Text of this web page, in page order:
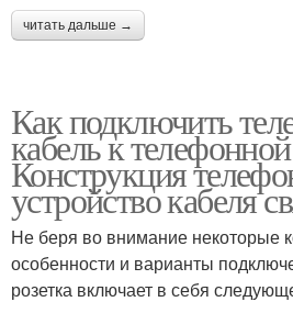
читать дальше →
Как подключить
кабель к
Конструкция
устройство кабеля
Не беря во внимание некоторые
особенности и варианты
розетка включает в себя